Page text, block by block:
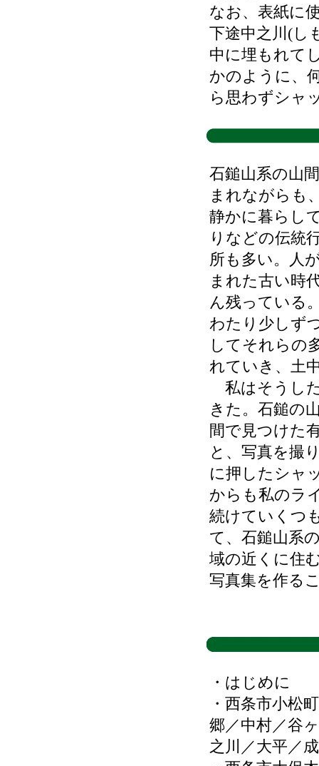
なお、表紙に
下途中之川(し
中に埋もれて
かのように、
ら思わずシャ
石鎚山系の山
まれながらも
静かに暮らし
りなどの伝統
所も多い。人
まれた古い時
ん残っている
わたり少しず
してそれらの
れていき、土
私はそうし
きた。石鎚の
間で見つけた
と、写真を撮
に押したシャ
からも私のラ
続けていくつ
て、石鎚山系
域の近くに住
写真集を作る
・はじめに
・西条市小松
郷／中村／谷
之川／大平／